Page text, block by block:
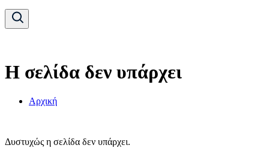
Η σελίδα δεν υπάρχει
Αρχική
Δυστυχώς η σελίδα δεν υπάρχει.